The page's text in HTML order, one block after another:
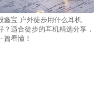
鑫宝 户外徒步用什么耳机
？适合徒步的耳机精选分享，
篇看懂！